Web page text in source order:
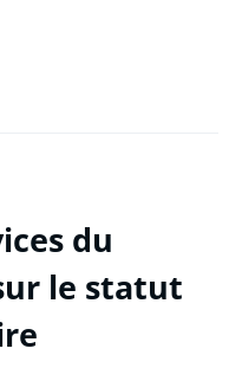
du
le statut